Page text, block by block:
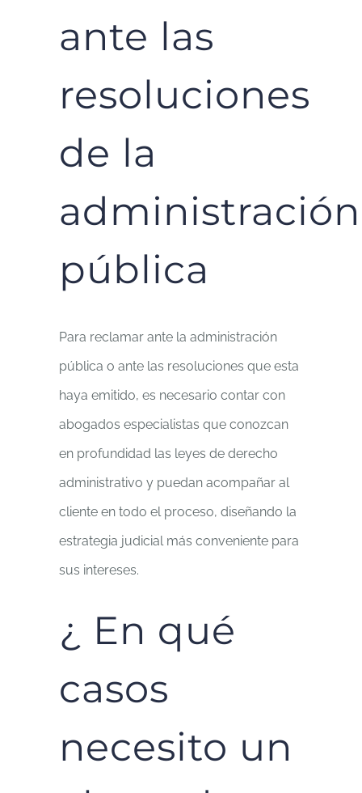
ante las
resoluciones
de la
administración
pública
Para reclamar ante la administración
pública o ante las resoluciones que esta
haya emitido, es necesario contar con
abogados especialistas que conozcan
en profundidad las leyes de derecho
administrativo y puedan acompañar al
cliente en todo el proceso, diseñando la
estrategia judicial más conveniente para
sus intereses.
¿ En qué
casos
necesito un